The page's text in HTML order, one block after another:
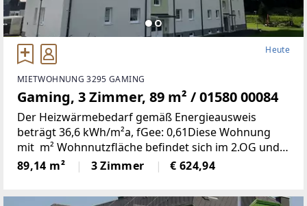
Heute
MIETWOHNUNG 3295 GAMING
Gaming, 3 Zimmer, 89 m² / 01580 00084
Der Heizwärmebedarf gemäß Energieausweis
beträgt 36,6 kWh/m²a, fGee: 0,61Diese Wohnung
mit m² Wohnnutzfläche befindet sich im 2.OG und
weist folgende Räumlichkeiten auf:Wohnzimmer,
zwei Schlafzimmer, Küche/Esszimmer, Bad, WC,
89,14 m² 3 Zimmer € 624,94